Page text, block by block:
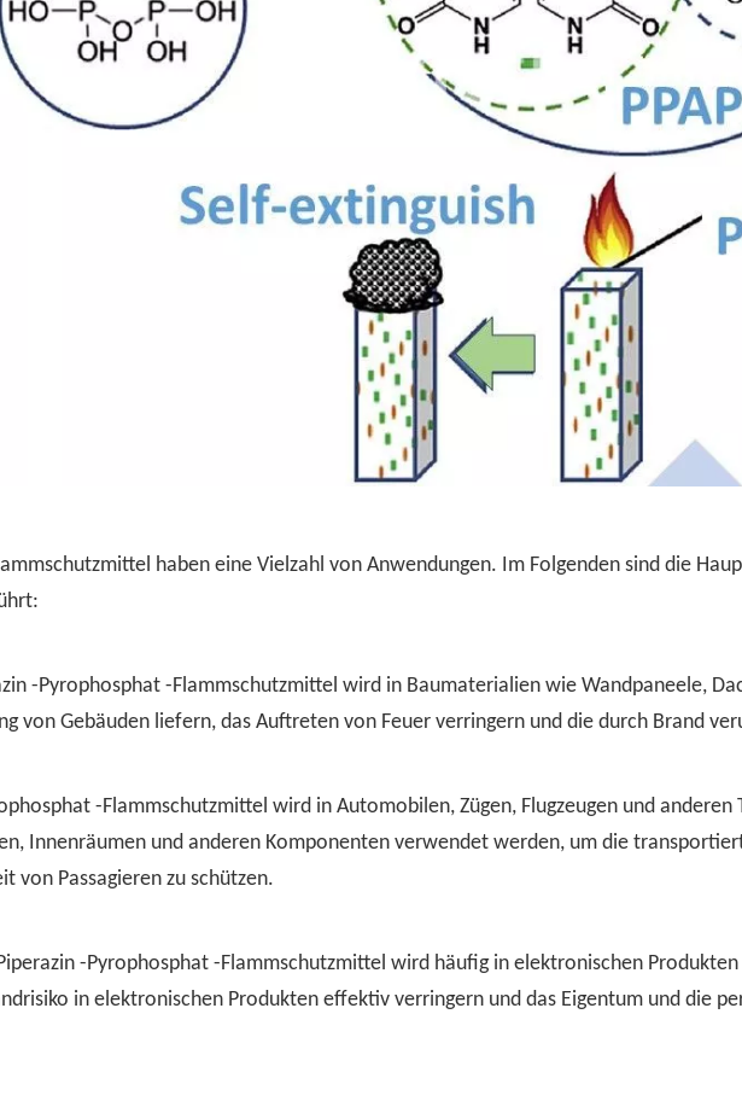
haben eine Vielzahl von Anwendungen. Im Folgenden sind die
-Pyrophosphat -Flammschutzmittel wird in Baumaterialien wie Wandpaneele,
von Gebäuden liefern, das Auftreten von Feuer verringern und die durch Brand
-Flammschutzmittel wird in Automobilen, Zügen, Flugzeugen und
Innenräumen und anderen Komponenten verwendet werden, um die
von Passagieren zu schützen.
-Pyrophosphat -Flammschutzmittel wird häufig in elektronischen
in elektronischen Produkten effektiv verringern und das Eigentum und die